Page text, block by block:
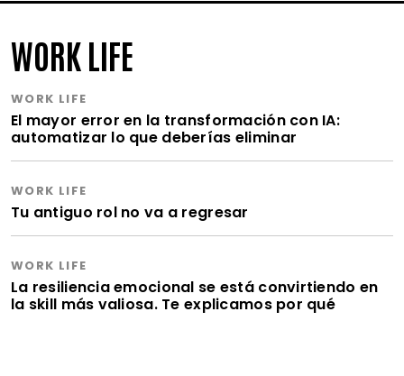
WORK LIFE
WORK LIFE
El mayor error en la transformación con IA:
automatizar lo que deberías eliminar
WORK LIFE
Tu antiguo rol no va a regresar
WORK LIFE
La resiliencia emocional se está convirtiendo en
la skill más valiosa. Te explicamos por qué